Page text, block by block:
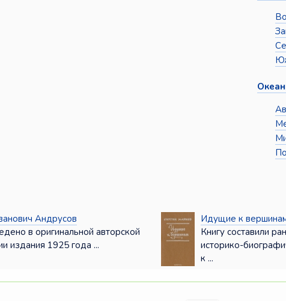
Андрусов
в оригинальной авторской
издания 1925 года ...
Идущие к
Книгу составили
историко-
к ...